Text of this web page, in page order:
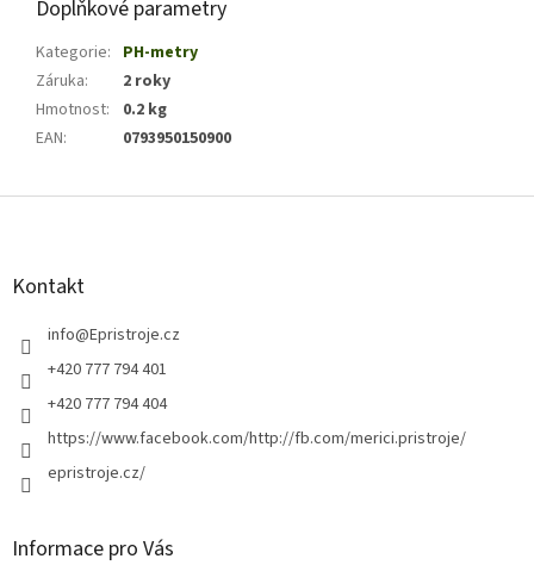
Doplňkové parametry
Kategorie: PH-metry
Záruka:
2 roky
Hmotnost:
0.2 kg
EAN: 0793950150900
Z
Kontakt
info@Epristroje.cz
+420 777 794 401
+420 777 794 404
https://www.facebook.com/http://fb.com/merici.pristroje/
epristroje.cz/
Informace pro Vás